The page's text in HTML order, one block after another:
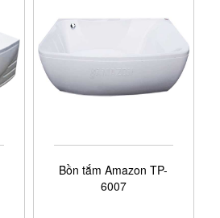
Bồn tắm Amazon TP-
6007